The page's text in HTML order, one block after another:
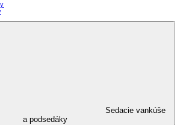
Sedacie vankúše
a podsedáky